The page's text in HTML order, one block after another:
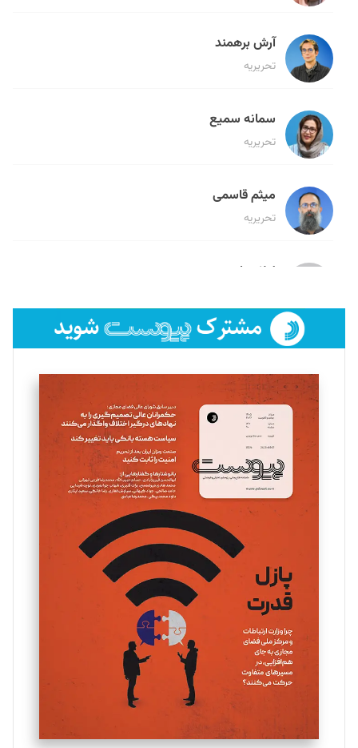
آرش برهمند
تحریریه
سمانه سمیع
تحریریه
میثم قاسمی
تحریریه
لیلا حنارود
فائزه فتحی رستمی
تحریریه
سروش کرمیان
تحریریه
مینا پاکدل
یسنا امان‌پور
تحریریه
ملینا جعفری
تحریریه
مصطفی مسجدی آرانی